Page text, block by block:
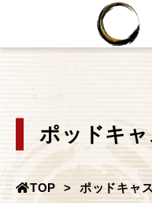
ポッドキ
TOP ポッドキャ